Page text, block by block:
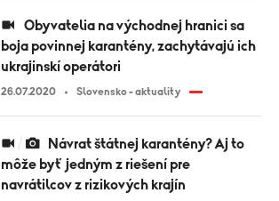
boja povinnej karantény, zachytávajú ich
ukrajinskí operátori
26.07.2020 Slovensko - aktuality
môže byť jedným z riešení pre
navrátilcov z rizikových krajín